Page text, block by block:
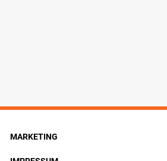
MARKETING